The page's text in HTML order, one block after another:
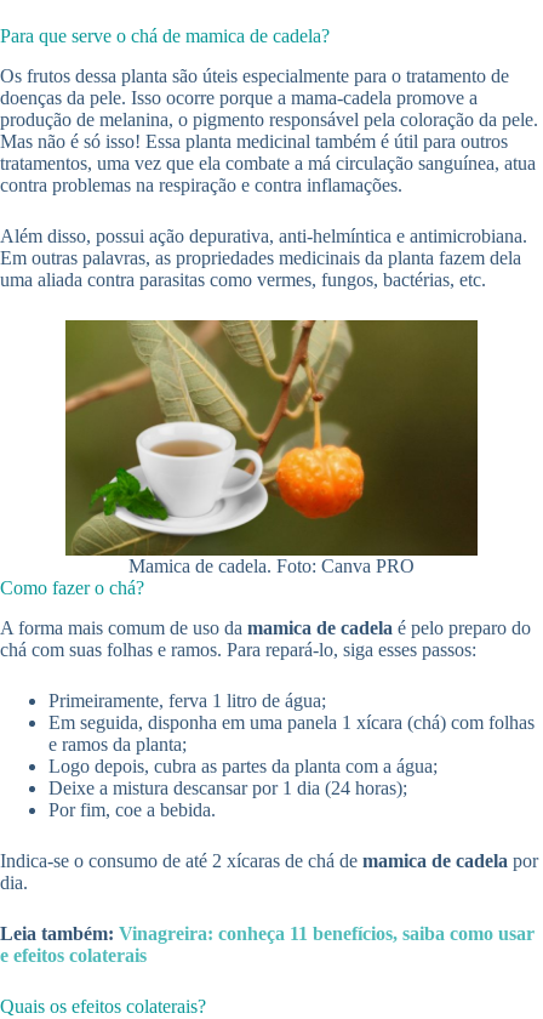
Para que serve o chá de mamica de cadela?
Os frutos dessa planta são úteis especialmente para o tratamento de
doenças da pele. Isso ocorre porque a mama-cadela promove a
produção de melanina, o pigmento responsável pela coloração da pele.
Mas não é só isso! Essa planta medicinal também é útil para outros
tratamentos, uma vez que ela combate a má circulação sanguínea, atua
contra problemas na respiração e contra inflamações.
Além disso, possui ação depurativa, anti-helmíntica e antimicrobiana.
Em outras palavras, as propriedades medicinais da planta fazem dela
uma aliada contra parasitas como vermes, fungos, bactérias, etc.
Mamica de cadela. Foto: Canva PRO
Como fazer o chá?
A forma mais comum de uso da mamica de cadela é pelo preparo do
chá com suas folhas e ramos. Para repará-lo, siga esses passos:
Primeiramente, ferva 1 litro de água;
Em seguida, disponha em uma panela 1 xícara (chá) com folhas
e ramos da planta;
Logo depois, cubra as partes da planta com a água;
Deixe a mistura descansar por 1 dia (24 horas);
Por fim, coe a bebida.
Indica-se o consumo de até 2 xícaras de chá de mamica de cadela por
dia.
Leia também: Vinagreira: conheça 11 benefícios, saiba como usar
e efeitos colaterais
Quais os efeitos colaterais?